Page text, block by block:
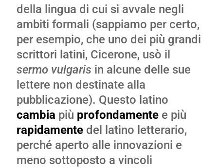
della lingua di cui si avvale negli
ambiti formali (sappiamo per certo,
per esempio, che uno dei più grandi
scrittori latini, Cicerone, usò il
sermo vulgarisin alcune delle sue
lettere non destinate alla
pubblicazione). Questo latino
cambia più profondamente e più
rapidamente del latino letterario,
perché aperto alle innovazioni e
meno sottoposto a vincoli